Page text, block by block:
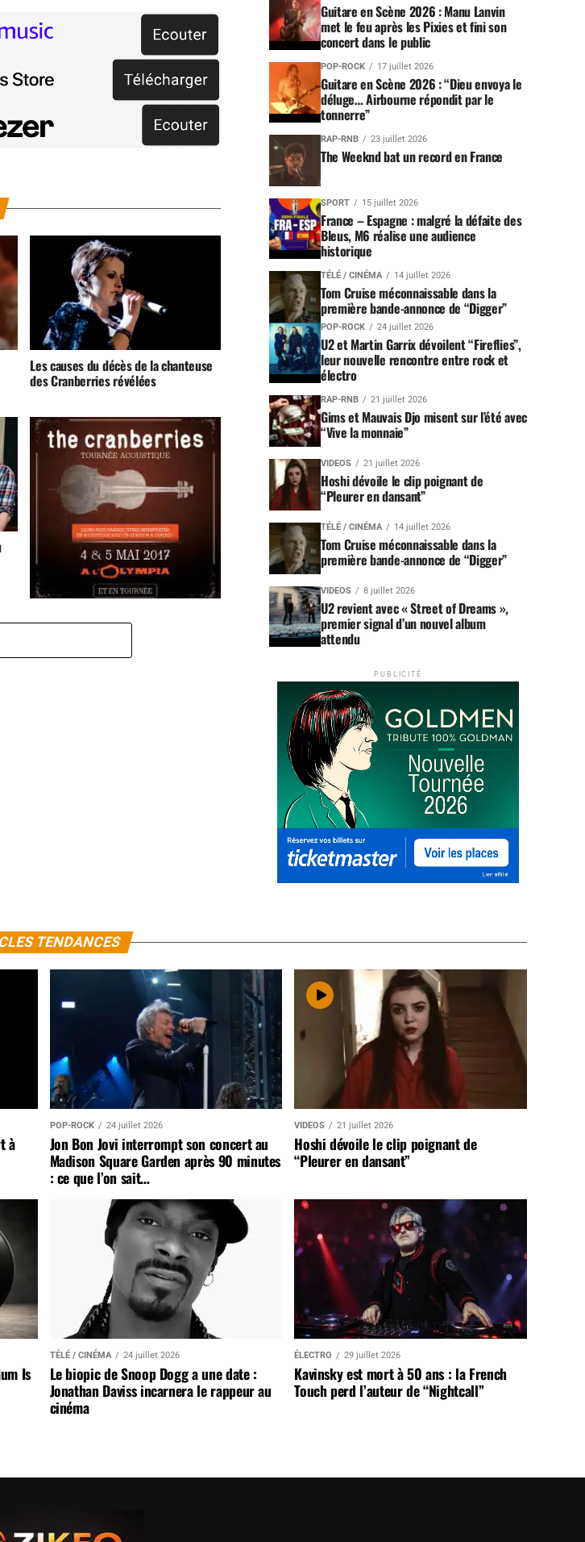
Les causes du décès de la chanteuse
des Cranberries révélées
Guitare en Scène 2026 : Manu Lanvin
met le feu après les Pixies et fini son
concert dans le public
POP-ROCK 17 juillet 2026
Guitare en Scène 2026 : “Dieu envoya le
déluge… Airbourne répondit par le
tonnerre”
RAP-RNB 23 juillet 2026
The Weeknd bat un record en France
SPORT 15 juillet 2026
France – Espagne : malgré la défaite des
Bleus, M6 réalise une audience
historique
TÉLÉ / CINÉMA 14 juillet 2026
Tom Cruise méconnaissable dans la
première bande-annonce de “Digger”
POP-ROCK 24 juillet 2026
U2 et Martin Garrix dévoilent “Fireflies”,
leur nouvelle rencontre entre rock et
électro
RAP-RNB 21 juillet 2026
Gims et Mauvais Djo misent sur l’été avec
“Vive la monnaie”
VIDEOS 21 juillet 2026
Hoshi dévoile le clip poignant de
“Pleurer en dansant”
TÉLÉ / CINÉMA 14 juillet 2026
Tom Cruise méconnaissable dans la
première bande-annonce de “Digger”
VIDEOS 8 juillet 2026
U2 revient avec « Street of Dreams »,
premier signal d’un nouvel album
attendu
PUBLICITÉ
TENDANCES
à
POP-ROCK 24 juillet 2026
Jon Bon Jovi interrompt son concert au
Madison Square Garden après 90 minutes
: ce que l’on sait…
VIDEOS 21 juillet 2026
Hoshi dévoile le clip poignant de
“Pleurer en dansant”
Is
TÉLÉ / CINÉMA 24 juillet 2026
Le biopic de Snoop Dogg a une date :
Jonathan Daviss incarnera le rappeur au
cinéma
ÉLECTRO 29 juillet 2026
Kavinsky est mort à 50 ans : la French
Touch perd l’auteur de “Nightcall”